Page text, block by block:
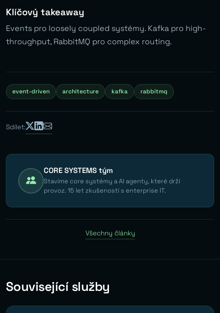
Klíčový takeaway
Events pro loosely coupled systémy. Kafka pro high-
throughput, RabbitMQ pro complex routing.
event-driven architecture kafka rabbitmq
Sdílet:
CORE SYSTEMS tým
Stavíme core systémy a AI agenty, které drží
provoz. 15 let zkušeností s enterprise IT.
Všechny články
Související služby